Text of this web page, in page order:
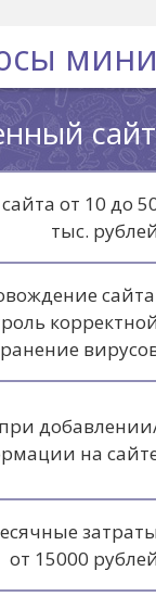
сайт
от 10 до
тыс. рублей
корректной
на
затраты
от 15000 рублей